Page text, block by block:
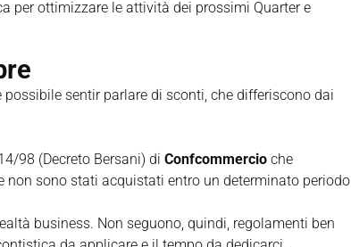
per ottimizzare le attività dei prossimi Quarter e
sentir parlare di sconti, che differiscono dai
98 (Decreto Bersani) di Confcommercio che
sono stati acquistati entro un determinato periodo
business. Non seguono, quindi, regolamenti ben